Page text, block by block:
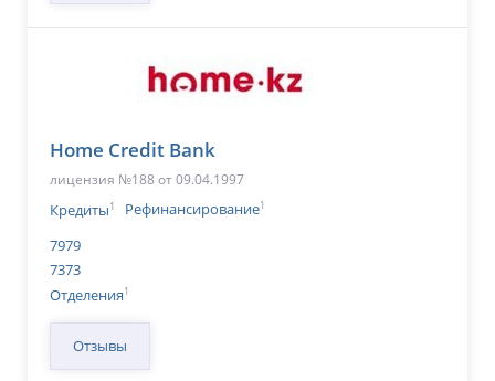
Home Credit Bank
лицензия №188 от 09.04.1997
Кредиты1 Рефинансирование1
7979
7373
Отделения1
Отзывы